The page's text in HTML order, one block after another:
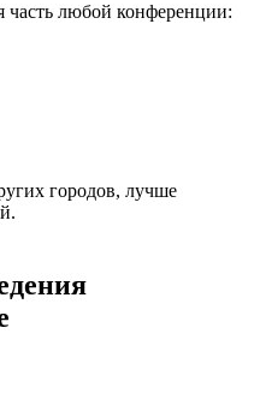
любой конференции:
городов, лучше